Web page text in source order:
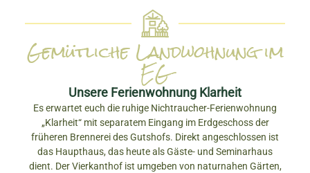
Gemütliche Landwohnung im
EG
Unsere Ferienwohnung Klarheit
Es erwartet euch die ruhige Nichtraucher-Ferienwohnung
„Klarheit“ mit separatem Eingang im Erdgeschoss der
früheren Brennerei des Gutshofs. Direkt angeschlossen ist
das Haupthaus, das heute als Gäste- und Seminarhaus
dient. Der Vierkanthof ist umgeben von naturnahen Gärten,